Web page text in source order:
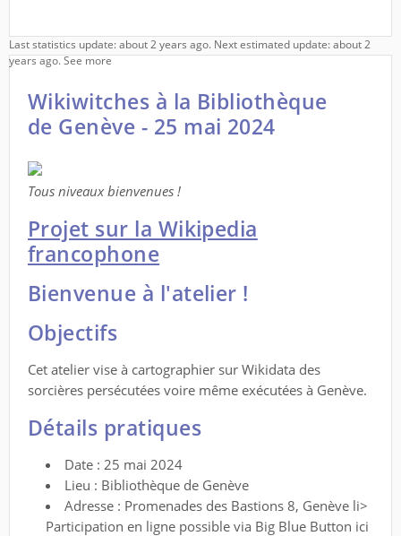
Last statistics update: about 2 years ago. Next estimated update: about 2
years ago.See more
Wikiwitches à la Bibliothèque
de Genève - 25 mai 2024
Tous niveaux bienvenues !
Projet sur la Wikipedia
francophone
Bienvenue à l'atelier !
Objectifs
Cet atelier vise à cartographier sur Wikidata des
sorcières persécutées voire même exécutées à Genève.
Détails pratiques
Date : 25 mai 2024
Lieu : Bibliothèque de Genève
Adresse : Promenades des Bastions 8, Genève li>
Participation en ligne possible via Big Blue Button ici